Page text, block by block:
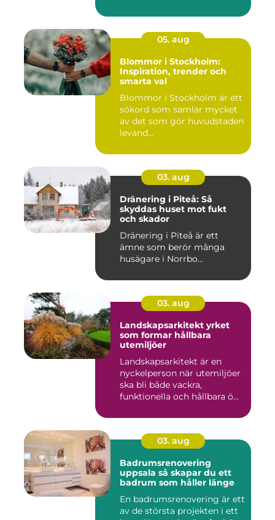
05. aug
Blommor i Stockholm:
Inspiration, trender och
smarta val
Blommor i Stockholm är ett
sökord som samlar mycket
av det som gör huvudstaden
levand...
03. aug
Dränering i Piteå: Så
skyddas huset mot fukt
och skador
Dränering i Piteå är ett
ämne som berör många
husägare i Norrbo...
03. aug
Landskapsarkitekt yrket
som formar hållbara
utemiljöer
Landskapsarkitekt är en
nyckelperson när utemiljöer
ska bli både vackra,
funktionella och hållbara ö...
03. aug
Badrumsrenovering
uppsala så skapar du ett
badrum som håller länge
En badrumsrenovering är ett
av de största projekten i ett